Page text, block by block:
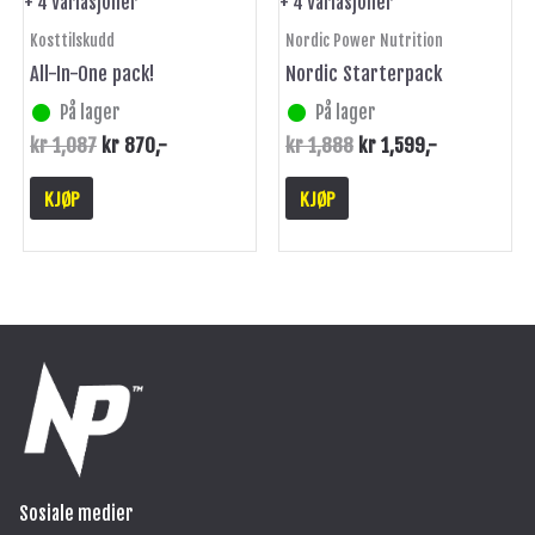
Kosttilskudd
All-In-One pack!
På lager
kr1,087 kr 870,-
KJØP
produktsiden
Nordic Power Nutrition
Nordic Starterpack
På lager
kr1,888 kr1,599,-
KJØP
produktsiden
Sosiale medier